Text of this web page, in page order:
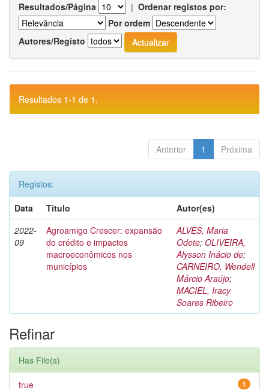
Resultados/Página | Ordenar registos por:
Por ordem
Autores/Registo
Resultados 1-1 de 1.
Anterior 1 Próxima
Registos:
Data
Título
Autor(es)
2022-
09
Agroamigo Crescer: expansão
do crédito e impactos
macroeconômicos nos
municípios
ALVES, Maria
Odete; OLIVEIRA,
Alysson Inácio de;
CARNEIRO, Wendell
Márcio Araújo;
MACIEL, Iracy
Soares Ribeiro
Refinar
Has File(s)
1
true